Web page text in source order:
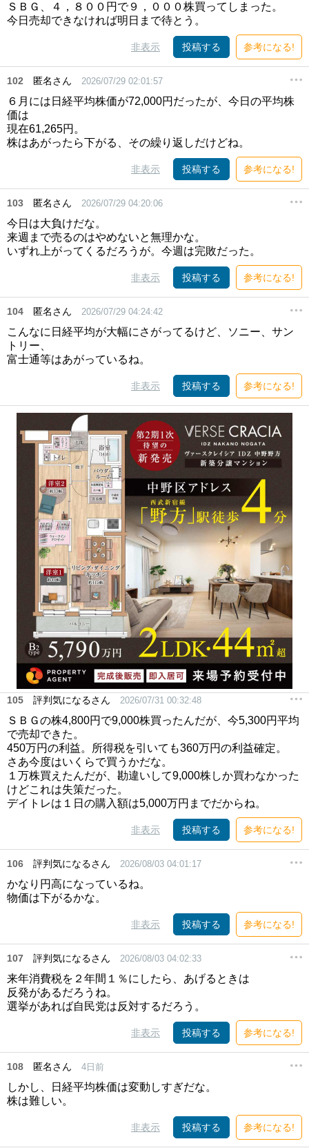
ＳＢＧ、４，８００円で９，０００株買ってしまった。
今日売却できなければ明日まで待とう。
非表示 投稿する 参考になる!
102 匿名さん 2026/07/29 02:01:57
６月には日経平均株価が72,000円だったが、今日の平均株
価は
現在61,265円。
株はあがったら下がる、その繰り返しだけどね。
非表示 投稿する 参考になる!
103 匿名さん 2026/07/29 04:20:06
今日は大負けだな。
来週まで売るのはやめないと無理かな。
いずれ上がってくるだろうが。今週は完敗だった。
非表示 投稿する 参考になる!
104 匿名さん 2026/07/29 04:24:42
こんなに日経平均が大幅にさがってるけど、ソニー、サン
トリー、
富士通等はあがっているね。
非表示 投稿する 参考になる!
105 評判気になるさん 2026/07/31 00:32:48
ＳＢＧの株4,800円で9,000株買ったんだが、今5,300円平均
で売却できた。
450万円の利益。所得税を引いても360万円の利益確定。
さあ今度はいくらで買うかだな。
１万株買えたんだが、勘違いして9,000株しか買わなかった
けどこれは失策だった。
デイトレは１日の購入額は5,000万円までだからね。
非表示 投稿する 参考になる!
106 評判気になるさん 2026/08/03 04:01:17
かなり円高になっているね。
物価は下がるかな。
非表示 投稿する 参考になる!
107 評判気になるさん 2026/08/03 04:02:33
来年消費税を２年間１％にしたら、あげるときは
反発があるだろうね。
選挙があれば自民党は反対するだろう。
非表示 投稿する 参考になる!
108 匿名さん 4日前
しかし、日経平均株価は変動しすぎだな。
株は難しい。
非表示 投稿する 参考になる!